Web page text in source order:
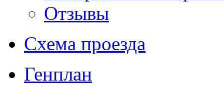
Отзывы
Схема проезда
Генплан